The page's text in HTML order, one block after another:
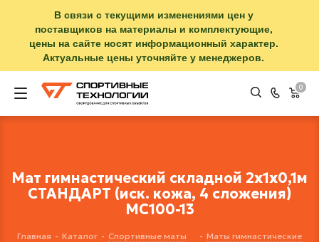
В связи с текущими изменениями цен у
поставщиков на материалы и комплектующие,
цены на сайте носят информационный характер.
Актуальные цены уточняйте у менеджеров.
0
Мат гимнастический складной 2х1х0,1м
СТАНДАРТ (иск. кожа, 4 сложения)
МС100-13
Главная - Каталог - Спортивные маты - Маты гимнастические